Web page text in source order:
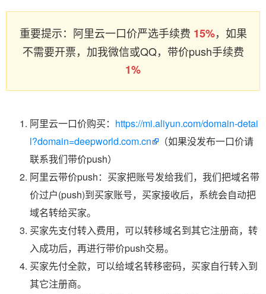
重要提示：阿里云一口价严选手续费 15%，如果
不需要开票，加我微信或QQ，带价push手续费
1%
阿里云一口价购买： https://mi.aliyun.com/domain-detai
l?domain=deepworld.com.cn
（如果没发布一口价请
联系我们带价push）
阿里云带价push：买家把账号发给我们，我们把域名带
价过户(push)到买家账号，买家接收后，系统会自动把
域名转给买家。
买家先支付转入费用，可以转移域名到其它注册商，转
入成功后，再进行带价push交易。
买家先付全款，可以给域名转移密码，买家自行转入到
其它注册商。